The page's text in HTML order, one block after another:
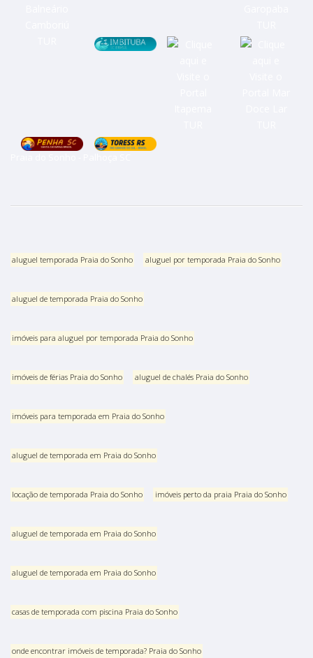
aluguel temporada Praia do Sonho aluguel por temporada Praia do Sonho
aluguel de temporada Praia do Sonho
imóveis para aluguel por temporada Praia do Sonho
imóveis de férias Praia do Sonho aluguel de chalés Praia do Sonho
imóveis para temporada em Praia do Sonho
aluguel de temporada em Praia do Sonho
locação de temporada Praia do Sonho imóveis perto da praia Praia do Sonho
aluguel de temporada em Praia do Sonho
aluguel de temporada em Praia do Sonho
casas de temporada com piscina Praia do Sonho
onde encontrar imóveis de temporada? Praia do Sonho